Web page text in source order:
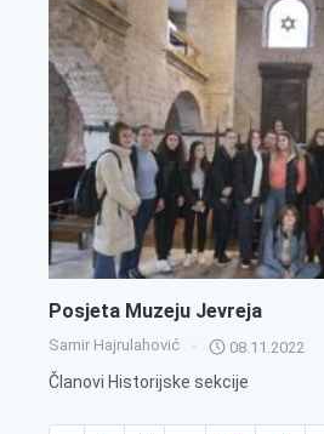
Posjeta Muzeju Jevreja
Samir Hajrulahović 08.11.2022
Članovi Historijske sekcije